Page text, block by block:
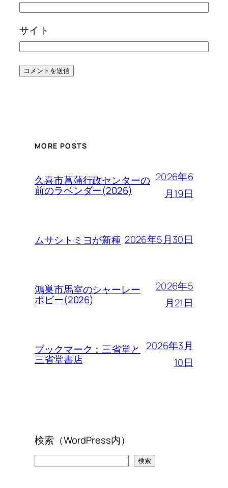
サイト
MORE POSTS
久喜市菖蒲行政センターの
前のラベンダー(2026)
2026年6
月19日
ムサシトミヨが新種 2026年5月30日
鴻巣市馬室のシャーレー
ポピー(2026)
2026年5
月21日
ブックマーク：三省堂と
三省堂書店
2026年3月
10日
検索（WordPress内）
検索